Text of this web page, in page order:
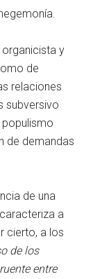
y
de
relaciones
subversivo
de demandas
de una
a
cierto, a los
de los
entre